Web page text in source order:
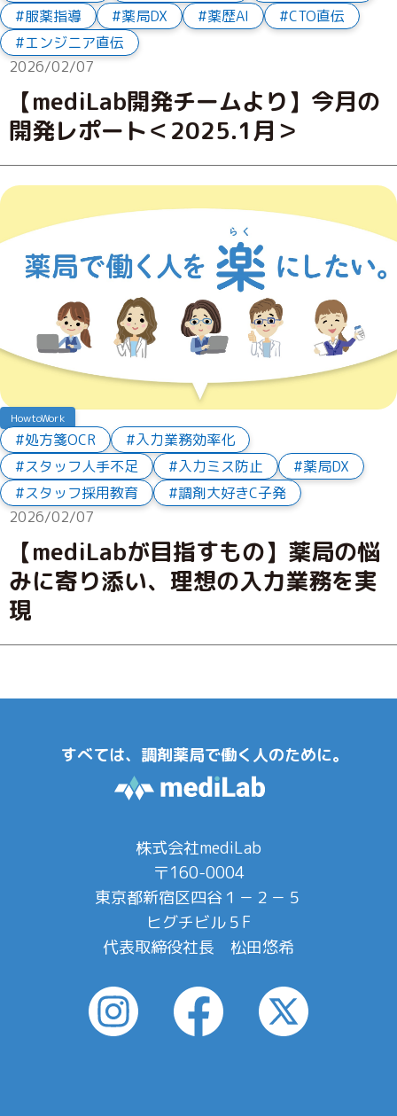
服薬指導
薬局DX 薬歴AI
CTO直伝
エンジニア直伝
2026/02/07
【mediLab開発チームより】今月の
開発レポート＜2025.1月＞
HowtoWork
処方箋OCR
入力業務効率化
スタッフ人手不足
入力ミス防止
薬局DX
スタッフ採用教育
調剤大好きC子発
2026/02/07
【mediLabが目指すもの】薬局の悩
みに寄り添い、理想の入力業務を実
現
すべては、調剤薬局で働く人のために。
株式会社mediLab
〒160-0004
東京都新宿区四谷１－２－５
ヒグチビル５F
代表取締役社長 松田悠希